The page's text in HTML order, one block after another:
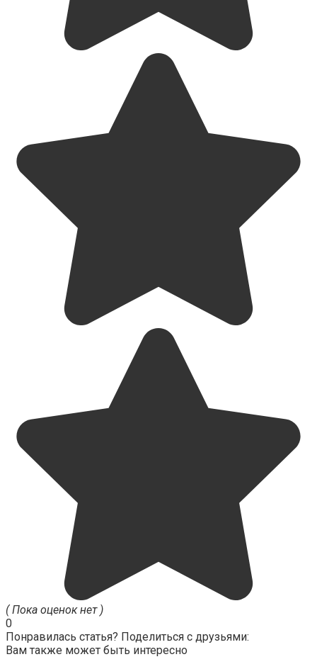
( Пока оценок нет )
0
Понравилась статья? Поделиться с друзьями:
Вам также может быть интересно